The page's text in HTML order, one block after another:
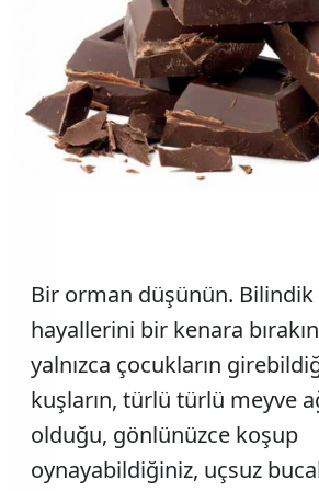
Bir orman düşünün.
hayallerini bir kenara
yalnızca çocukların
kuşların, türlü türlü meyve
olduğu, gönlünüzce koşup
oynayabildiğiniz, uçsuz